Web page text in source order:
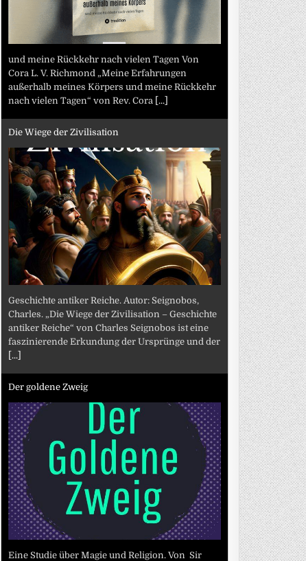
und meine Rückkehr nach vielen Tagen Von
Cora L. V. Richmond „Meine Erfahrungen
außerhalb meines Körpers und meine Rückkehr
nach vielen Tagen“ von Rev. Cora [...]
Die Wiege der Zivilisation
Geschichte antiker Reiche. Autor: Seignobos,
Charles. „Die Wiege der Zivilisation – Geschichte
antiker Reiche“ von Charles Seignobos ist eine
faszinierende Erkundung der Ursprünge und der
[...]
Der goldene Zweig
Eine Studie über Magie und Religion. Von Sir